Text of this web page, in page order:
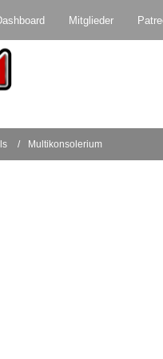
Mitglieder
Multikonsolerium